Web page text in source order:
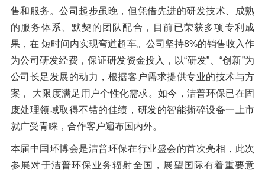
橡胶破胶机组
风选机 滚筒筛
脉冲除尘器 轮胎抽丝机
售和服务。公司起步虽晚，但凭借先进的研发技术、成熟
的服务体系、默契的团队配合，目前已荣获多项专利成
果，在 短时间内实现弯道超车。公司坚持8%的销售收入作
为公司研发经费，保证研发资金投入，以“研发”、“创新”为
公司长足发展的动力，根据客户需求提供专业的技术与方
案， 大限度满足用户个性化需求。如今，洁普环保已在固
废处理领域取得不错的佳绩，研发的智能撕碎设备一上市
就广受青睐，合作客户遍布国内外。
本届中国环博会是洁普环保在行业盛会的首次亮相，此次
参展对于洁普环保业务辐射全国，展望国际有着重要意